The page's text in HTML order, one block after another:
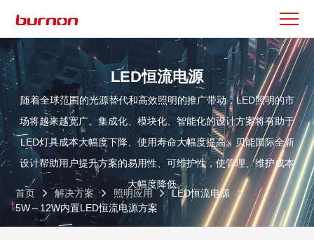
LED恒流电源
随着全球范围的光源替代和高效照明的推广带动，LED照明的市
场将越来越宽广。集成化、模块化、智能化的设计方案将有助于
LED灯具成本大幅度下降、使用寿命大幅度提高。贝能国际全新
设计帮助用户提升方案的易用性、可维护性，使管理、维护成本
大幅度降低。
首页 解决方案 照明应用
LED恒流电源
5W～12W内置LED恒流电源方案